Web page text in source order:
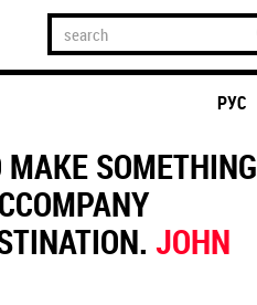
РУС
MAKE SOMETHING
JOHN